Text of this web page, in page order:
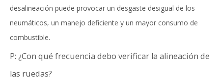
desalineación puede provocar un desgaste desigual de los
neumáticos, un manejo deficiente y un mayor consumo de
combustible.
P: ¿Con qué frecuencia debo verificar la alineación de
las ruedas?